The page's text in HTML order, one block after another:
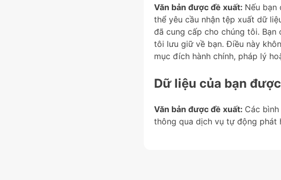
Văn bản được đề xuất: Nếu bạn
thể yêu cầu nhận tệp xuất dữ
đã cung cấp cho chúng tôi.
tôi lưu giữ về bạn. Điều này
mục đích hành chính, pháp lý
Dữ liệu của bạn
Văn bản được đề xuất: Các
thông qua dịch vụ tự động phát